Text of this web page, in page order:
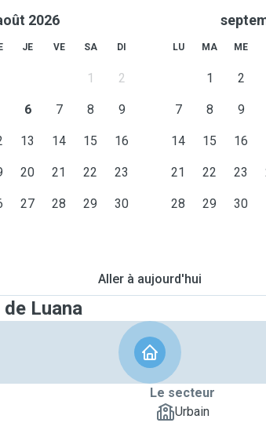
2026
JE VE SA DI
1 2
6 7 8 9
13 14 15 16
20 21 22 23
27 28 29 30
LU MA ME
1 2
7 8 9
14 15 16
21 22 23
28 29 30
Aller à aujourd'hui
Luana
Le secteur
Urbain